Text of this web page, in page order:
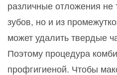
различные отложения не
зубов, но и из
может удалить твердые
Поэтому процедура
профгигиеной. Чтобы